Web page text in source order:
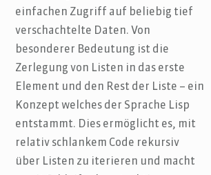
einfachen Zugriff auf beliebig tief
verschachtelte Daten. Von
besonderer Bedeutung ist die
Zerlegung von Listen in das erste
Element und den Rest der Liste – ein
Konzept welches der Sprache Lisp
entstammt. Dies ermöglicht es, mit
relativ schlankem Code rekursiv
über Listen zu iterieren und macht